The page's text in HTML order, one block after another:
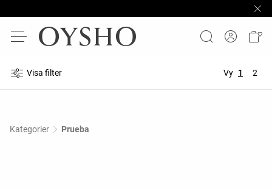
Visa filter Vy 1 2
Kategorier Prueba